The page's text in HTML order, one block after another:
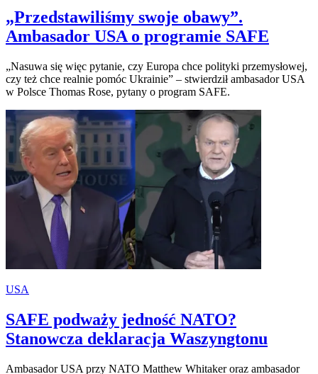
„Przedstawiliśmy swoje obawy”.
Ambasador USA o programie SAFE
„Nasuwa się więc pytanie, czy Europa chce polityki przemysłowej,
czy też chce realnie pomóc Ukrainie” – stwierdził ambasador USA
w Polsce Thomas Rose, pytany o program SAFE.
USA
SAFE podważy jedność NATO?
Stanowcza deklaracja Waszyngtonu
Ambasador USA przy NATO Matthew Whitaker oraz ambasador